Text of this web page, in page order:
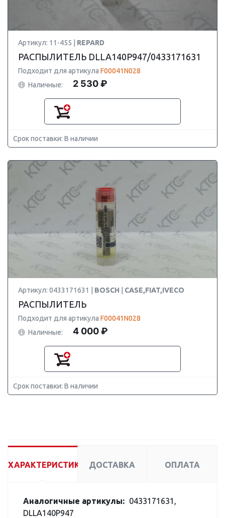
Артикул: 11-455 | REPARD
РАСПЫЛИТЕЛЬ DLLA140P947/0433171631
Подходит для артикула F00041N028
Наличные:
2 530 ₽
Срок поставки: В наличии
Артикул: 0433171631 | BOSCH CASE,FIAT,IVECO
РАСПЫЛИТЕЛЬ
Подходит для артикула F00041N028
Наличные:
4 000 ₽
Срок поставки: В наличии
ХАРАКТЕРИСТИКИ ДОСТАВКА ОПЛАТА
Аналогичные артикулы: 0433171631,
DLLA140P947